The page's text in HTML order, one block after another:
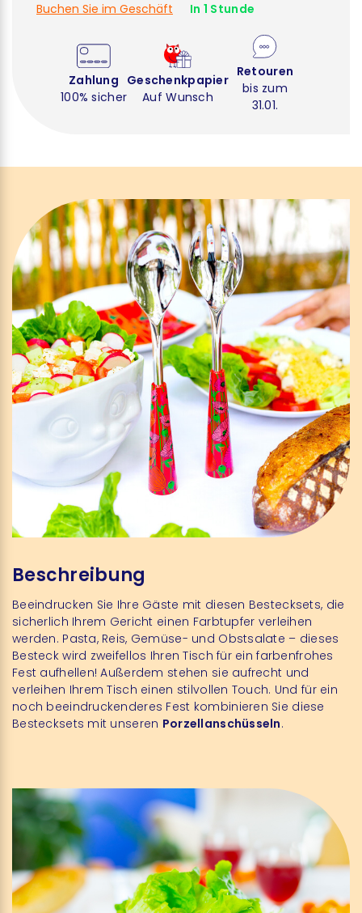
Buchen Sie im Geschäft
In 1 Stunde
Zahlung
100% sicher
Geschenkpapier
Auf Wunsch
Retouren
bis zum
31.01.
Beschreibung
Beeindrucken Sie Ihre Gäste mit diesen Bestecksets, die
sicherlich Ihrem Gericht einen Farbtupfer verleihen
werden. Pasta, Reis, Gemüse- und Obstsalate – dieses
Besteck wird zweifellos Ihren Tisch für ein farbenfrohes
Fest aufhellen! Außerdem stehen sie aufrecht und
verleihen Ihrem Tisch einen stilvollen Touch. Und für ein
noch beeindruckenderes Fest kombinieren Sie diese
Bestecksets mit unseren Porzellanschüsseln.